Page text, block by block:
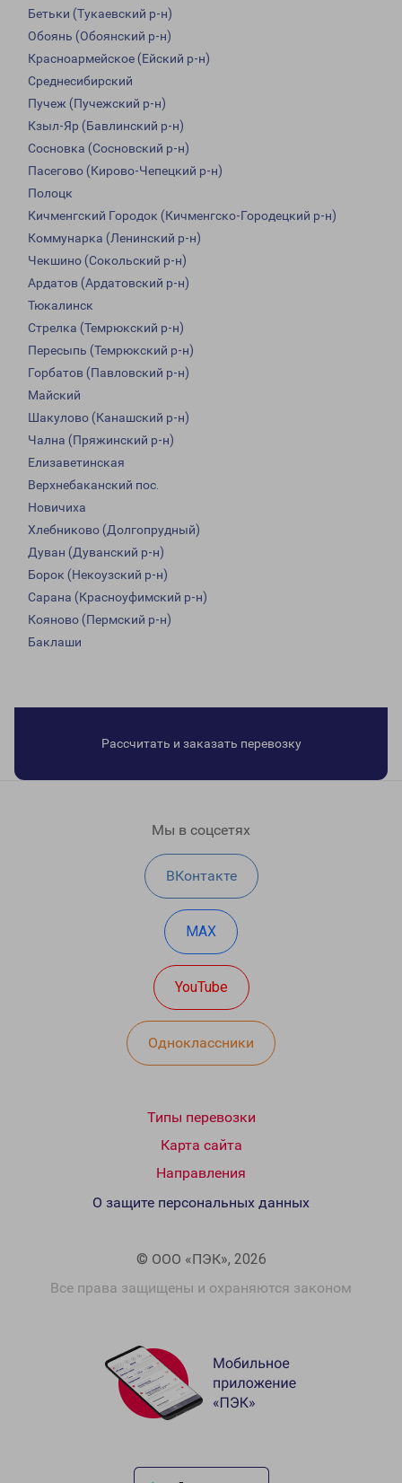
Бетьки (Тукаевский р-н)
Обоянь (Обоянский р-н)
Красноармейское (Ейский р-н)
Среднесибирский
Пучеж (Пучежский р-н)
Кзыл-Яр (Бавлинский р-н)
Сосновка (Сосновский р-н)
Пасегово (Кирово-Чепецкий р-н)
Полоцк
Кичменгский Городок (Кичменгско-Городецкий р-н)
Коммунарка (Ленинский р-н)
Чекшино (Сокольский р-н)
Ардатов (Ардатовский р-н)
Тюкалинск
Стрелка (Темрюкский р-н)
Пересыпь (Темрюкский р-н)
Горбатов (Павловский р-н)
Майский
Шакулово (Канашский р-н)
Чална (Пряжинский р-н)
Елизаветинская
Верхнебаканский пос.
Новичиха
Хлебниково (Долгопрудный)
Дуван (Дуванский р-н)
Борок (Некоузский р-н)
Сарана (Красноуфимский р-н)
Кояново (Пермский р-н)
Баклаши
Рассчитать и заказать перевозку
Мы в соцсетях
ВКонтакте
MAX
YouTube
Одноклассники
Типы перевозки
Карта сайта
Направления
© ООО «ПЭК», 2026
Все права защищены и охраняются законом
О защите персональных данных